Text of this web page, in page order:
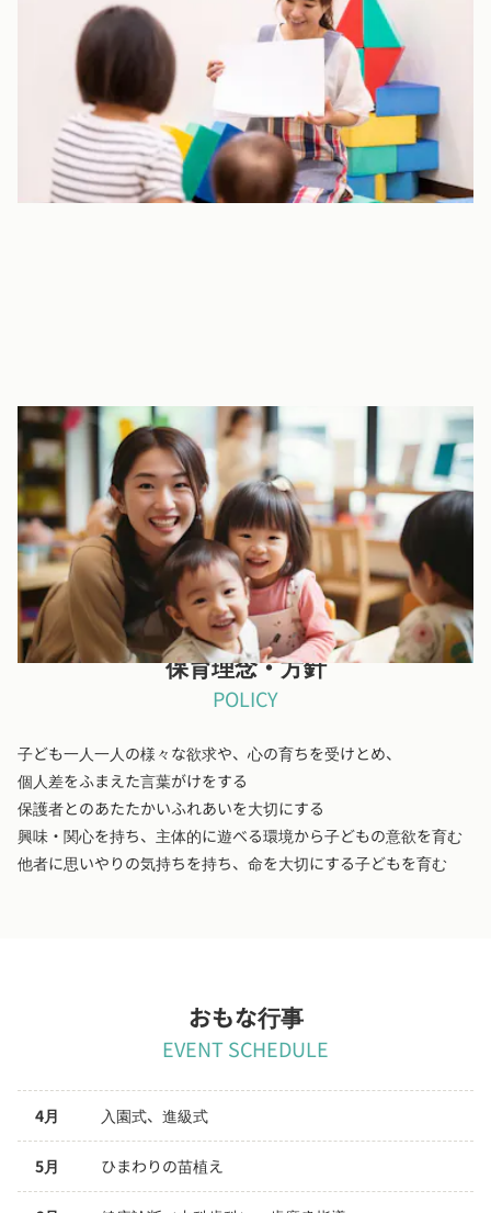
登園管理システムを導入しており、タッチパネルで登降園の確認
をします。欠席連絡等はアプリを使用します。また、園からの連
絡もアプリで配信されます。
※入園時にアプリ登録をお願いしています。
午睡チェック
保育施設向け総合ICTサービス「ルクミー」を導入しています。
保育理念・方針
POLICY
子ども一人一人の様々な欲求や、心の育ちを受けとめ、
個人差をふまえた言葉がけをする
保護者とのあたたかいふれあいを大切にする
興味・関心を持ち、主体的に遊べる環境から子どもの意欲を育む
他者に思いやりの気持ちを持ち、命を大切にする子どもを育む
おもな行事
EVENT SCHEDULE
4月 入園式、進級式
5月 ひまわりの苗植え